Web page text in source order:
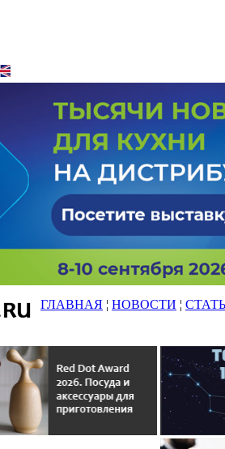
ГЛАВНАЯ ¦ НОВОСТИ ¦